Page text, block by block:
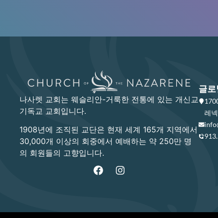
나사렛 교회는 웨슬리안-거룩한 전통에 있는 개신교
기독교 교회입니다.
1908년에 조직된 교단은 현재 세계 165개 지역에서
30,000개 이상의 회중에서 예배하는 약 250만 명
의 회원들의 고향입니다.
글로
레